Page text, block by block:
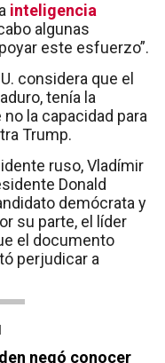
inteligencia
algunas
este esfuerzo”.
considera que el
tenía la
la capacidad para
Trump.
ruso, Vladímir
Donald
demócrata y
su parte, el líder
el documento
perjudicar a
negó conocer